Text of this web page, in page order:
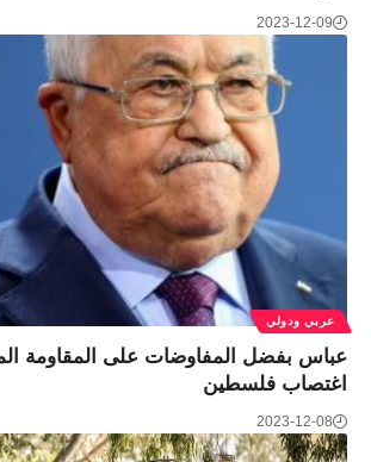
2023-12-09
عربي ودولي
عباس بفضل المفاوضات على المقاومة
اغتصاب فلسطين
2023-12-08